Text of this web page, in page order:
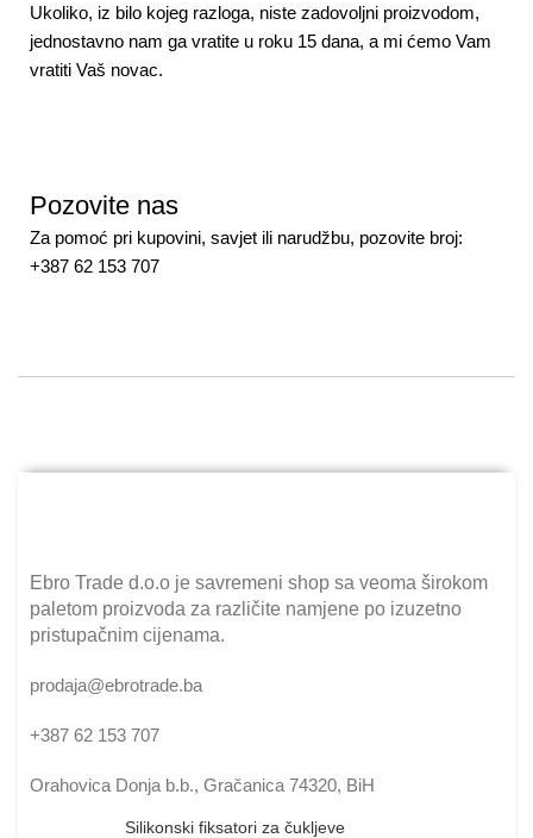
Ukoliko, iz bilo kojeg razloga, niste zadovoljni proizvodom,
jednostavno nam ga vratite u roku 15 dana, a mi ćemo Vam
vratiti Vaš novac.
Pozovite nas
Za pomoć pri kupovini, savjet ili narudžbu, pozovite broj:
+387 62 153 707
Ebro Trade d.o.o je savremeni shop sa veoma širokom
paletom proizvoda za različite namjene po izuzetno
pristupačnim cijenama.
prodaja@ebrotrade.ba
+387 62 153 707
Orahovica Donja b.b., Gračanica 74320, BiH
Silikonski fiksatori za čukljeve